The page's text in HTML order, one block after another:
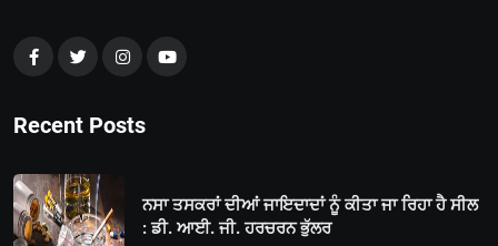
Recent Posts
ਨਸਾ ਤਸਕਰਾਂ ਦੀਆਂ ਜਾਇਦਾਦਾਂ ਨੂੰ ਕੀਤਾ ਜਾ ਰਿਹਾ ਹੈ ਸੀਲ
: ਡੀ. ਆਈ. ਜੀ. ਹਰਚਰਨ ਭੁੱਲਰ